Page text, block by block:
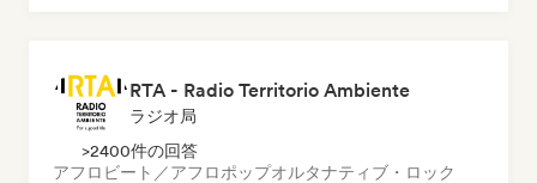
RTA - Radio Territorio Ambiente
ラジオ局
>2400件の回答
アフロビート／アフロポップオルタナティブ・ロック